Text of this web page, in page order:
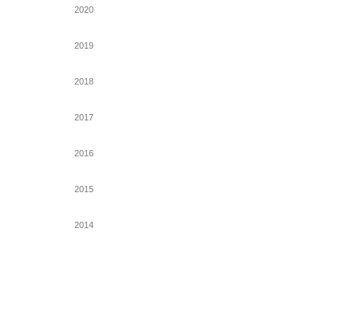
2020
2019
2018
2017
2016
2015
2014